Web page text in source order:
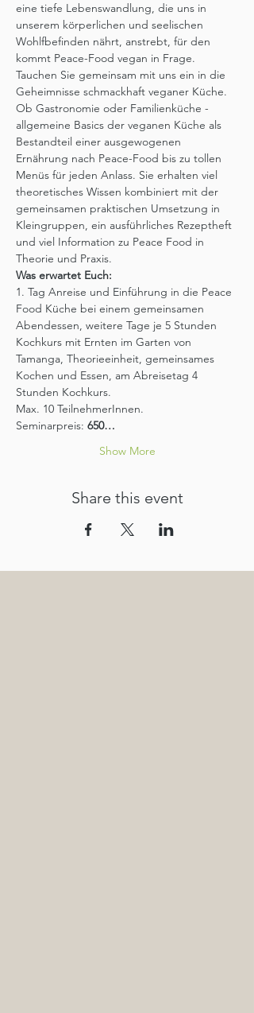
eine tiefe Lebenswandlung, die uns in
unserem körperlichen und seelischen
Wohlfbefinden nährt, anstrebt, für den
kommt Peace-Food vegan in Frage.
Tauchen Sie gemeinsam mit uns ein in die
Geheimnisse schmackhaft veganer Küche.
Ob Gastronomie oder Familienküche -
allgemeine Basics der veganen Küche als
Bestandteil einer ausgewogenen
Ernährung nach Peace-Food bis zu tollen
Menüs für jeden Anlass. Sie erhalten viel
theoretisches Wissen kombiniert mit der
gemeinsamen praktischen Umsetzung in
Kleingruppen, ein ausführliches Rezeptheft
und viel Information zu Peace Food in
Theorie und Praxis.
Was erwartet Euch:
1. Tag Anreise und Einführung in die Peace
Food Küche bei einem gemeinsamen
Abendessen, weitere Tage je 5 Stunden
Kochkurs mit Ernten im Garten von
Tamanga, Theorieeinheit, gemeinsames
Kochen und Essen, am Abreisetag 4
Stunden Kochkurs.
Max. 10 TeilnehmerInnen.
Seminarpreis: 650…
Show More
Share this event